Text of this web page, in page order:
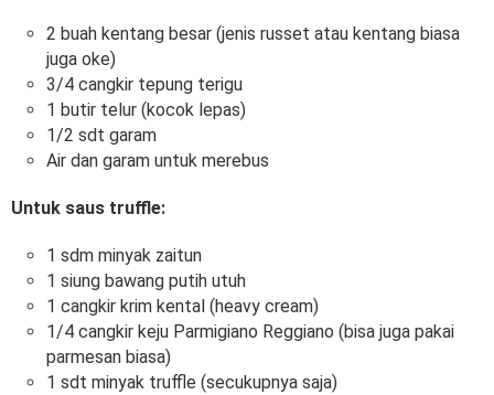
2 buah kentang besar (jenis russet atau kentang biasa
juga oke)
3/4 cangkir tepung terigu
1 butir telur (kocok lepas)
1/2 sdt garam
Air dan garam untuk merebus
Untuk saus truffle:
1 sdm minyak zaitun
1 siung bawang putih utuh
1 cangkir krim kental (heavy cream)
1/4 cangkir keju Parmigiano Reggiano (bisa juga pakai
parmesan biasa)
1 sdt minyak truffle (secukupnya saja)